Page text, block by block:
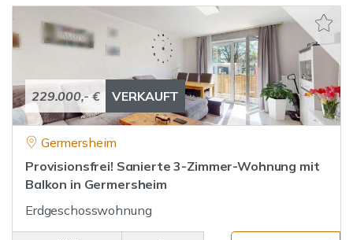
229.000,- € VERKAUFT
Germersheim
Provisionsfrei! Sanierte 3-Zimmer-Wohnung mit
Balkon in Germersheim
Erdgeschosswohnung